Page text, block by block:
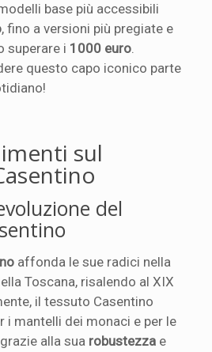
base più accessibili
, fino a versioni più pregiate e
superare i 1000 euro.
questo capo iconico parte
sul
del
affonda le sue radici nella
Toscana, risalendo al XIX
il tessuto Casentino
i mantelli dei monaci e per le
alla sua robustezza e